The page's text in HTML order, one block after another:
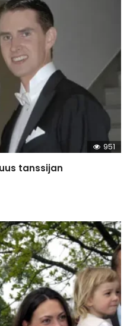
951
tanssijan